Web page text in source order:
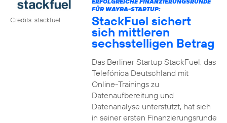
Credits: stackfuel
FÜR WAYRA-STARTUP:
StackFuel sichert
sich mittleren
sechsstelligen Betrag
Das Berliner Startup StackFuel, das
Telefónica Deutschland mit
Online-Trainings zu
Datenaufbereitung und
Datenanalyse unterstützt, hat sich
in seiner ersten Finanzierungsrunde